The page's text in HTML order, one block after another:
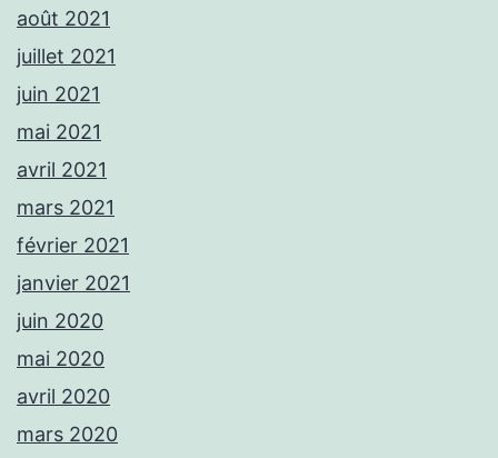
août 2021
juillet 2021
juin 2021
mai 2021
avril 2021
mars 2021
février 2021
janvier 2021
juin 2020
mai 2020
avril 2020
mars 2020